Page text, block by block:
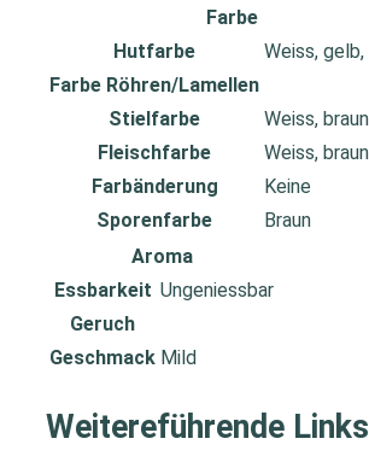
Farbe
Hutfarbe
Weiss, gelb,
Farbe Röhren/Lamellen
Stielfarbe
Weiss, braun
Fleischfarbe
Weiss, braun
Farbänderung
Keine
Sporenfarbe
Braun
Aroma
Essbarkeit Ungeniessbar
Geruch
Geschmack Mild
Weitereführende Links